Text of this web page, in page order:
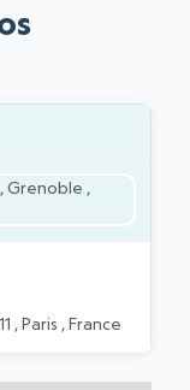
Grenoble ,
, Paris , France